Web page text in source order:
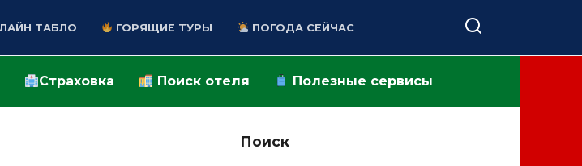
ТАБЛО ГОРЯЩИЕ ТУРЫ ПОГОДА СЕЙЧАС
Страховка Поиск отеля Полезные сервисы
Поиск